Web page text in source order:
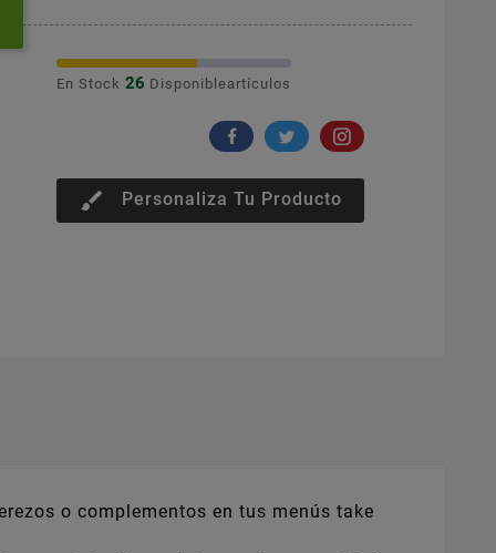
En Stock 26 Disponibleartículos
brush Personaliza Tu Producto
o complementos en tus menús take